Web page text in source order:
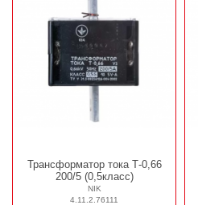
Трансформатор тока Т-0,66
200/5 (0,5класс)
NIK
4.11.2.76111